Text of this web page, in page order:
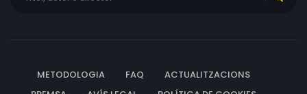
METODOLOGIA FAQ
ACTUALITZACIONS